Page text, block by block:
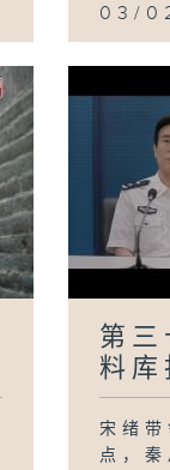
03/
第三
料库
宋绪
点，